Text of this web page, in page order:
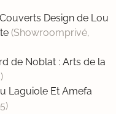
Design de Lou
(Showroomprivé,
de Noblat : Arts de la
)
Laguiole Et Amefa
)